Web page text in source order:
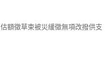
額徵草束被災緩徵無項改撥供支